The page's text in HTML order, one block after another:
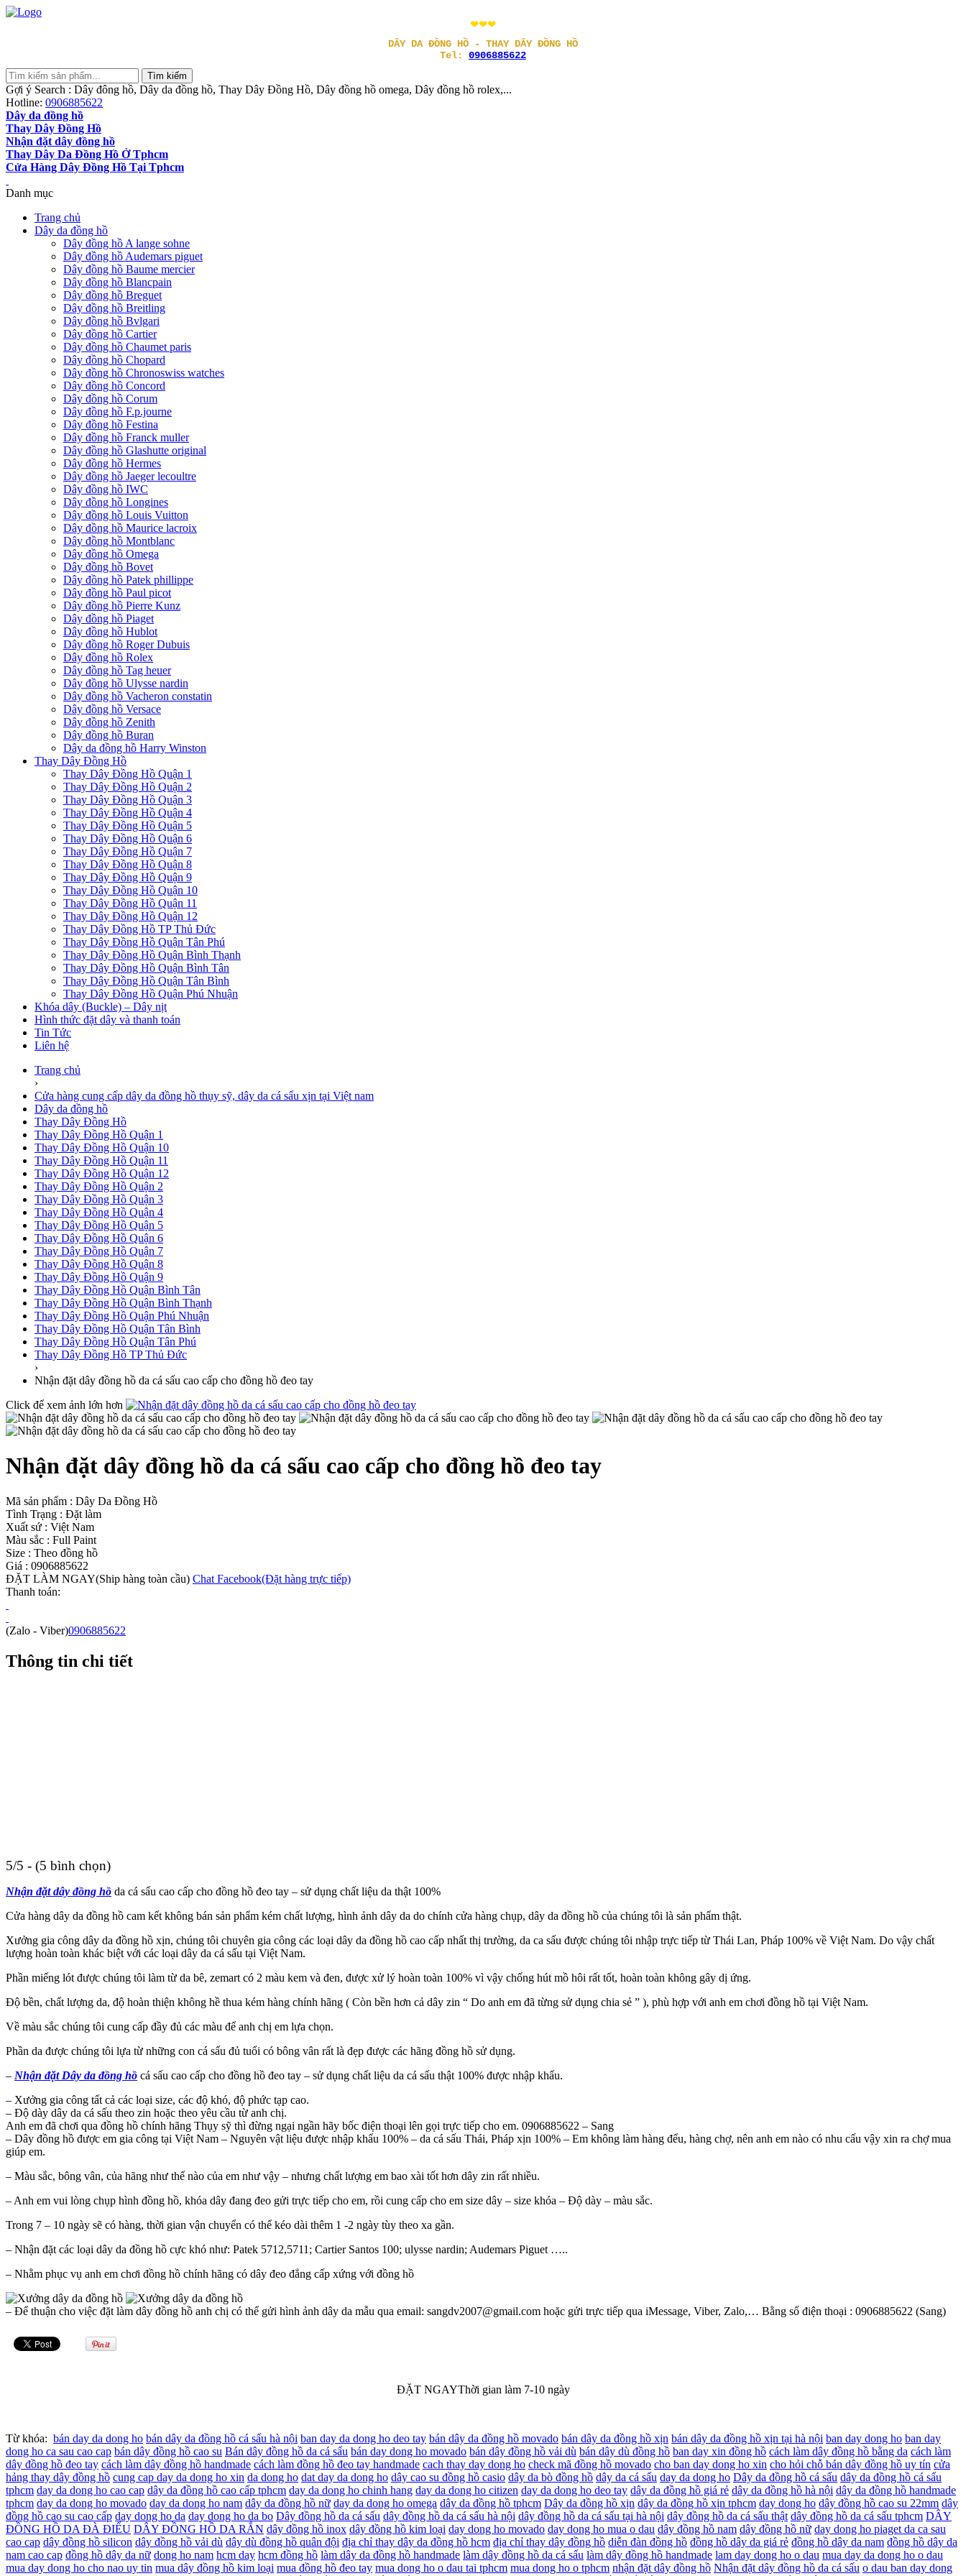
❤❤❤
DÂY DA ĐỒNG HỒ - THAY DÂY ĐỒNG HỒ
Tel: 0906885622
Gợi ý Search : Dây đông hồ, Dây da đồng hồ, Thay Dây Đồng Hồ, Dây đồng hồ omega, Dây đồng hồ rolex,...
Hotline: 0906885622
Dây da đồng hồ
Thay Dây Đồng Hồ
Nhận đặt dây đồng hồ
Thay Dây Da Đồng Hồ Ở Tphcm
Cửa Hàng Dây Đồng Hồ Tại Tphcm
Danh mục
Trang chủ
Dây da đồng hồ
Dây đồng hồ A lange sohne
Dây đồng hồ Audemars piguet
Dây đồng hồ Baume mercier
Dây đồng hồ Blancpain
Dây đồng hồ Breguet
Dây đồng hồ Breitling
Dây đồng hồ Bvlgari
Dây đồng hồ Cartier
Dây đồng hồ Chaumet paris
Dây đồng hồ Chopard
Dây đồng hồ Chronoswiss watches
Dây đồng hồ Concord
Dây đồng hồ Corum
Dây đồng hồ F.p.journe
Dây đồng hồ Festina
Dây đồng hồ Franck muller
Dây đồng hồ Glashutte original
Dây đồng hồ Hermes
Dây đồng hồ Jaeger lecoultre
Dây đồng hồ IWC
Dây đồng hồ Longines
Dây đồng hồ Louis Vuitton
Dây đồng hồ Maurice lacroix
Dây đồng hồ Montblanc
Dây đồng hồ Omega
Dây đồng hồ Bovet
Dây đồng hồ Patek phillippe
Dây đồng hồ Paul picot
Dây đồng hồ Pierre Kunz
Dây đồng hồ Piaget
Dây đồng hồ Hublot
Dây đồng hồ Roger Dubuis
Dây đồng hồ Rolex
Dây đồng hồ Tag heuer
Dây đồng hồ Ulysse nardin
Dây đồng hồ Vacheron constatin
Dây đồng hồ Versace
Dây đồng hồ Zenith
Dây đồng hồ Buran
Dây da đồng hồ Harry Winston
Thay Dây Đồng Hồ
Thay Dây Đồng Hồ Quận 1
Thay Dây Đồng Hồ Quận 2
Thay Dây Đồng Hồ Quận 3
Thay Dây Đồng Hồ Quận 4
Thay Dây Đồng Hồ Quận 5
Thay Dây Đồng Hồ Quận 6
Thay Dây Đồng Hồ Quận 7
Thay Dây Đồng Hồ Quận 8
Thay Dây Đồng Hồ Quận 9
Thay Dây Đồng Hồ Quận 10
Thay Dây Đồng Hồ Quận 11
Thay Dây Đồng Hồ Quận 12
Thay Dây Đồng Hồ TP Thủ Đức
Thay Dây Đồng Hồ Quận Tân Phú
Thay Dây Đồng Hồ Quận Bình Thạnh
Thay Dây Đồng Hồ Quận Bình Tân
Thay Dây Đồng Hồ Quận Tân Bình
Thay Dây Đồng Hồ Quận Phú Nhuận
Khóa dây (Buckle) – Dây nịt
Hình thức đặt dây và thanh toán
Tin Tức
Liên hệ
Trang chủ
›
Cửa hàng cung cấp dây da đồng hồ thụy sỹ, dây da cá sấu xịn tại Việt nam
Dây da đồng hồ
Thay Dây Đồng Hồ
Thay Dây Đồng Hồ Quận 1
Thay Dây Đồng Hồ Quận 10
Thay Dây Đồng Hồ Quận 11
Thay Dây Đồng Hồ Quận 12
Thay Dây Đồng Hồ Quận 2
Thay Dây Đồng Hồ Quận 3
Thay Dây Đồng Hồ Quận 4
Thay Dây Đồng Hồ Quận 5
Thay Dây Đồng Hồ Quận 6
Thay Dây Đồng Hồ Quận 7
Thay Dây Đồng Hồ Quận 8
Thay Dây Đồng Hồ Quận 9
Thay Dây Đồng Hồ Quận Bình Tân
Thay Dây Đồng Hồ Quận Bình Thạnh
Thay Dây Đồng Hồ Quận Phú Nhuận
Thay Dây Đồng Hồ Quận Tân Bình
Thay Dây Đồng Hồ Quận Tân Phú
Thay Dây Đồng Hồ TP Thủ Đức
›
Nhận đặt dây đồng hồ da cá sấu cao cấp cho đồng hồ đeo tay
Click để xem ảnh lớn hơn
Nhận đặt dây đồng hồ da cá sấu cao cấp cho đồng hồ đeo tay
Mã sản phẩm : Dây Da Đồng Hồ
Tình Trạng : Đặt làm
Xuất sứ : Việt Nam
Màu sắc : Full Paint
Size : Theo đồng hồ
Giá : 0906885622
ĐẶT LÀM NGAY(Ship hàng toàn cầu) Chat Facebook(Đặt hàng trực tiếp)
Thanh toán:
(Zalo - Viber)0906885622
Thông tin chi tiết
5/5 - (5 bình chọn)
Nhận đặt dây đồng hồ da cá sấu cao cấp cho đồng hồ đeo tay – sử dụng chất liệu da thật 100%
Cửa hàng dây da đồng hồ cam kết không bán sản phẩm kém chất lượng, hình ảnh dây da do chính cửa hàng chụp, dây da đồng hồ của chúng tôi là sản phẩm thật.
Xưởng gia công dây da đồng hồ xịn, chúng tôi chuyên gia công các loại dây da đồng hồ cao cấp nhất thị trường, da ca sấu được chúng tôi nhập trực tiếp từ Thái Lan, Pháp 100% về Việt Nam. Do vậy chất
lượng hoàn toàn khác biệt với các loại dây da cá sấu tại Việt Nam.
Phần miếng lót được chúng tôi làm từ da bê, zemart có 2 màu kem và đen, được xử lý hoàn toàn 100% vì vậy chống hút mồ hôi rất tốt, hoàn toàn không gây dị ứng.
Độ bền, chất lượng da, độ hoàn thiện không hề thua kém hàng chính hãng ( Còn bền hơn cả dây zin “ Do anh em đã từng sử dụng chia sẻ ” ), phù hợp với anh em chơi đồng hồ tại Việt Nam.
Về màu sắc chúng tôi cung cấp đầy đủ các màu để anh chị em lựa chọn.
Phần da được chúng tôi lựa từ những con cá sấu đủ tuổi có bông vân rất là đẹp được các hãng đồng hồ sử dụng.
– Nhận đặt Dây da đồng hồ cá sấu cao cấp cho đồng hồ đeo tay – sử dụng chất liệu da cá sấu thật 100% được nhập khẩu.
– Xưởng gia công tất cả các loại size, các độ khó, độ phức tạp cao.
– Độ dày dây da cá sấu theo zin hoặc theo yêu cầu từ anh chị.
Anh em đã chơi qua đồng hồ chính hãng Thụy sỹ thì đừng ngại ngần hãy bốc điện thoại lên gọi trực tiếp cho em. 0906885622 – Sang
– Dây đồng hồ được em gia công tại Việt Nam – Nguyên vật liệu được nhập khẩu 100% – da cá sấu Thái, Pháp xịn 100% – Em không làm hàng đểu, hàng chợ, nên anh em nào có nhu cấu vậy xin ra chợ mua
giúp em.
– Màu sắc, bông vân, của hãng như thế nào của em như vậy – nhưng chất lượng em bao xài tốt hơn dây zin rất nhiều.
– Anh em vui lòng chụp hình đồng hồ, khóa dây đang đeo gửi trực tiếp cho em, rồi cung cấp cho em size dây – size khóa – Độ dày – màu sắc.
Trong 7 – 10 ngày sẽ có hàng, thời gian vận chuyển có thể kéo dài thêm 1 -2 ngày tùy theo xa gần.
– Nhận đặt các loại dây da đồng hồ cực khó như: Patek 5712,5711; Cartier Santos 100; ulysse nardin; Audemars Piguet …..
– Nhằm phục vụ anh em chơi đồng hồ chính hãng có dây đeo đẳng cấp xứng với đồng hồ
– Để thuận cho việc đặt làm dây đồng hồ anh chị có thể gửi hình ảnh dây da mẫu qua email: sangdv2007@gmail.com hoặc gửi trực tiếp qua iMessage, Viber, Zalo,… Bằng số điện thoại : 0906885622 (Sang)
ĐẶT NGAYThời gian làm 7-10 ngày
Từ khóa: bán day da dong ho bán dây da đồng hồ cá sấu hà nội ban day da dong ho deo tay bán dây da đồng hồ movado bán dây da đồng hồ xịn bán dây da đồng hồ xịn tại hà nội ban day dong ho ban day
dong ho ca sau cao cap bán dây đồng hồ cao su Bán dây đồng hồ da cá sấu bán day dong ho movado bán dây đồng hồ vải dù bán dây dù đồng hồ ban day xin đồng hồ cách làm dây đồng hồ bằng da cách làm
dây đồng hồ đeo tay cách làm dây đồng hồ handmade cách làm đồng hồ đeo tay handmade cach thay day dong ho check mã đồng hồ movado cho ban day dong ho xin cho hỏi chỗ bán dây đồng hồ uy tín cửa
hảng thay dây đồng hồ cung cap day da dong ho xin da dong ho dat day da dong ho dây cao su đồng hồ casio dây da bò đồng hồ dây da cá sấu day da dong ho Dây da đồng hồ cá sấu dây da đồng hồ cá sấu
tphcm day da dong ho cao cap dây da đồng hồ cao cấp tphcm day da dong ho chinh hang day da dong ho citizen day da dong ho deo tay dây da đồng hồ giá rẻ dây da đồng hồ hà nội dây da đồng hồ handmade
tphcm day da dong ho movado day da dong ho nam dây da đồng hồ nữ day da dong ho omega dây da đồng hồ tphcm Dây da đồng hồ xịn dây da đồng hồ xịn tphcm day dong ho dây đồng hồ cao su 22mm dây
đồng hồ cao su cao cấp day dong ho da day dong ho da bo Dây đồng hồ da cá sấu dây đồng hồ da cá sấu hà nội dây đồng hồ da cá sấu tại hà nội dây đồng hồ da cá sấu thật dây đồng hồ da cá sấu tphcm DÂY
ĐỒNG HỒ DA ĐÀ ĐIỂU DÂY ĐỒNG HỒ DA RẮN dây đồng hồ inox dây đồng hồ kim loại day dong ho movado day dong ho mua o dau dây đồng hồ nam dây đồng hồ nữ day dong ho piaget da ca sau
cao cap dây đồng hồ silicon dây đồng hồ vải dù dây dù đồng hồ quân đội địa chỉ thay dây da đồng hồ hcm địa chỉ thay dây đồng hồ diễn đàn đồng hồ đồng hồ dây da giá rẻ đồng hồ dây da nam đồng hồ dây da
nam cao cap đồng hồ dây da nữ dong ho nam hcm day hcm đồng hồ làm dây da đồng hồ handmade làm dây đồng hồ da cá sấu làm dây đồng hồ handmade lam day dong ho o dau mua day da dong ho o dau
mua day dong ho cho nao uy tin mua dây đồng hồ kim loại mua đồng hồ đeo tay mua dong ho o dau tai tphcm mua dong ho o tphcm nhận đặt dây đồng hồ Nhận đặt dây đồng hồ da cá sấu o dau ban day dong